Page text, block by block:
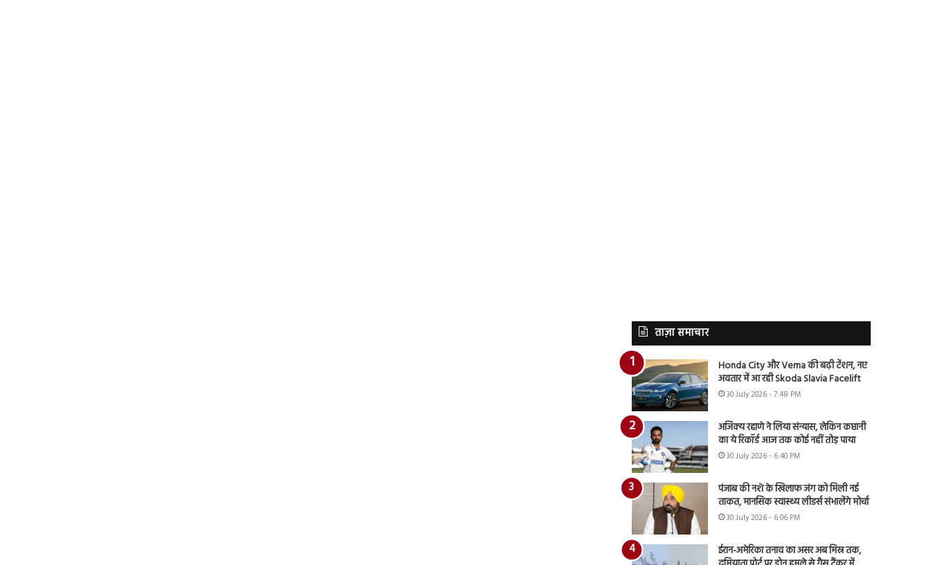
ताज़ा समाचार
Honda City और Verna की बढ़ी टेंशन, नए
अवतार में आ रही Skoda Slavia Facelift
30 July 2026 - 7:48 PM
अजिंक्य रहाणे ने लिया संन्यास, लेकिन कप्तानी
का ये रिकॉर्ड आज तक कोई नहीं तोड़ पाया
30 July 2026 - 6:40 PM
पंजाब की नशे के खिलाफ जंग को मिली नई
ताकत, मानसिक स्वास्थ्य लीडर्स संभालेंगे मोर्चा
30 July 2026 - 6:06 PM
ईरान-अमेरिका तनाव का असर अब मिस्र तक,